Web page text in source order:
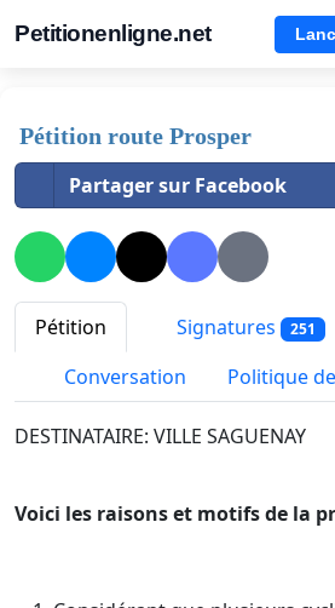
Petitionenligne.net
Pétition route Prosper
Partager sur Facebook
Pétition Signatures 251
Conversation Politique
DESTINATAIRE: VILLE SAGUENAY
Voici les raisons et motifs de la